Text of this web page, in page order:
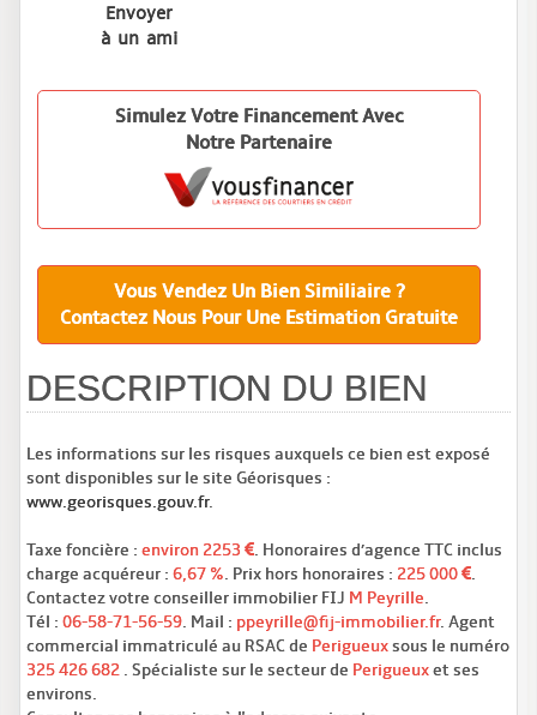
Envoyer
à un ami
Simulez Votre Financement Avec
Notre Partenaire
Vous Vendez Un Bien Similiaire ?
Contactez Nous Pour Une Estimation Gratuite
DESCRIPTION DU BIEN
Les informations sur les risques auxquels ce bien est exposé
sont disponibles sur le site Géorisques :
www.georisques.gouv.fr.
Taxe foncière : environ 2253
. Honoraires d’agence TTC inclus
charge acquéreur : 6,67 %. Prix hors honoraires : 225 000
.
Contactez votre conseiller immobilier FIJ M Peyrille.
Tél : 06-58-71-56-59. Mail : ppeyrille@fij-immobilier.fr. Agent
commercial immatriculé au RSAC de Perigueuxsous le numéro
325 426 682 . Spécialiste sur le secteur de Perigueuxet ses
environs.